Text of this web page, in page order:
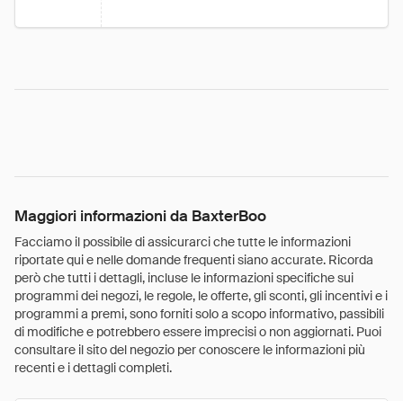
Maggiori informazioni da BaxterBoo
Facciamo il possibile di assicurarci che tutte le informazioni
riportate qui e nelle domande frequenti siano accurate. Ricorda
però che tutti i dettagli, incluse le informazioni specifiche sui
programmi dei negozi, le regole, le offerte, gli sconti, gli incentivi e i
programmi a premi, sono forniti solo a scopo informativo, passibili
di modifiche e potrebbero essere imprecisi o non aggiornati. Puoi
consultare il sito del negozio per conoscere le informazioni più
recenti e i dettagli completi.